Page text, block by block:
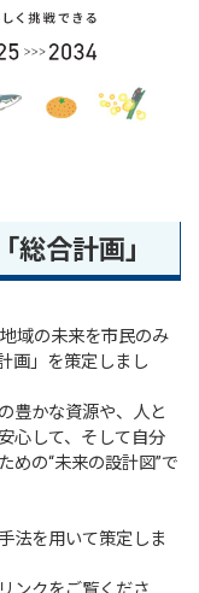
総合計画」
域の未来を市民のみ
画」を策定しまし
豊かな資源や、人と
心して、そして自分
めの“未来の設計図”で
法を用いて策定しま